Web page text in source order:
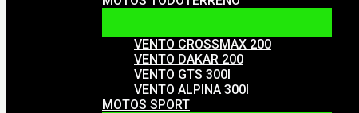
VENTO CROSSMAX 200
VENTO DAKAR 200
VENTO GTS 300I
VENTO ALPINA 300I
MOTOS SPORT